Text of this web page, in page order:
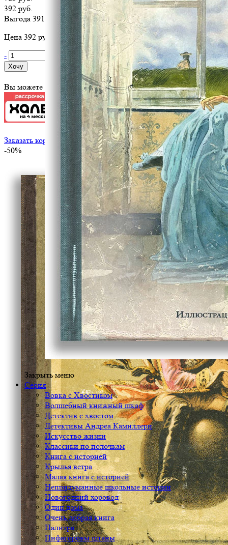
Закрыть меню
Серия
Вовка с Хвостиком
Волшебный книжный шкаф
Детектив с хвостом
Детективы Андреа Камиллери
Искусство жизни
Классики по полочкам
Книга с историей
Крылья ветра
Малая книга с историей
Непридуманные школьные истории
Новогодний хоровод
Один дома
Очень добрая книга
Палитра
Пифагоровы штаны
392 руб.
Выгода 391 руб.
Цена 392 руб. за 1 шт
-
+
Хочу
Вы можете оплатить эту книгу картой
Заказать корпоративный тираж
-50%